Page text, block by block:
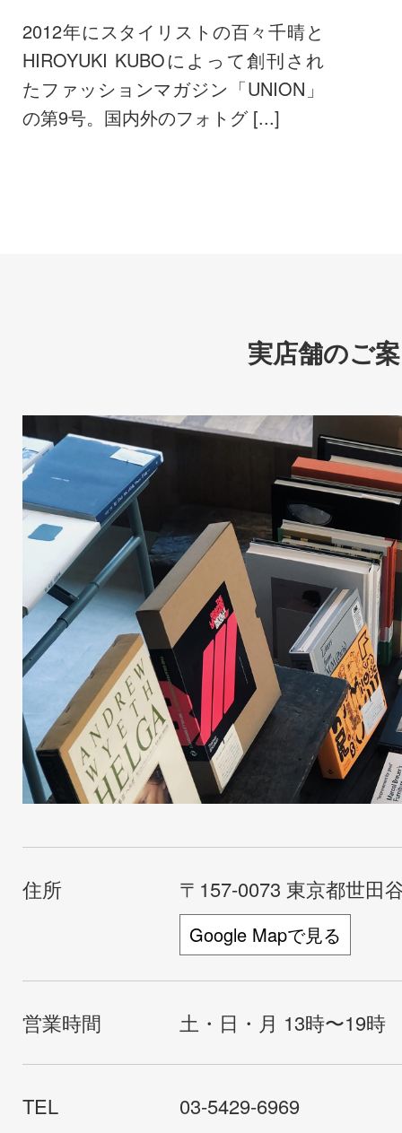
2012年にスタイリストの百々千晴と
HIROYUKI KUBOによって創刊され
たファッションマガジン「UNION」
の第9号。国内外のフォトグ [...]
実店舗のご
住所 〒157-0073 東京都世田
Google Mapで見る
営業時間 土・日・月 13時〜19時
TEL 03-5429-6969